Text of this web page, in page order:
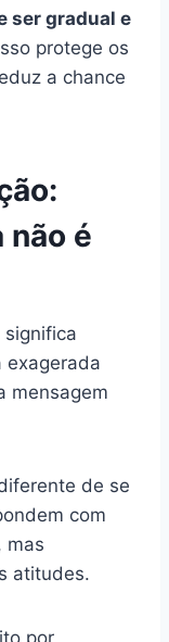
ser gradual e
protege os
a chance
não é
exagerada
mensagem
de se
com
mas
atitudes.
por